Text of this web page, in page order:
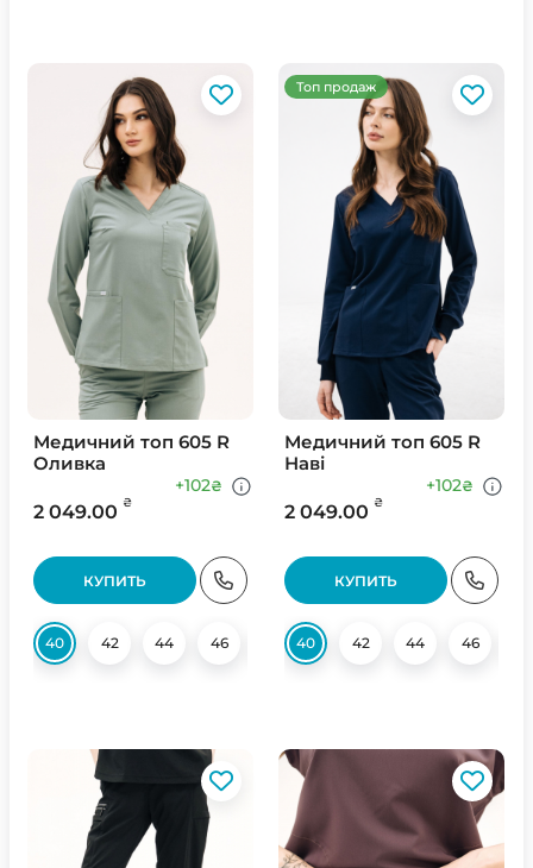
Медичний топ 605 R
Оливка
2 049.00 ₴
+102₴
КУПИТЬ
40 42 44 46 50
Топ продаж
Медичний топ 605 R
Наві
2 049.00 ₴
+102₴
КУПИТЬ
40 42 44 46